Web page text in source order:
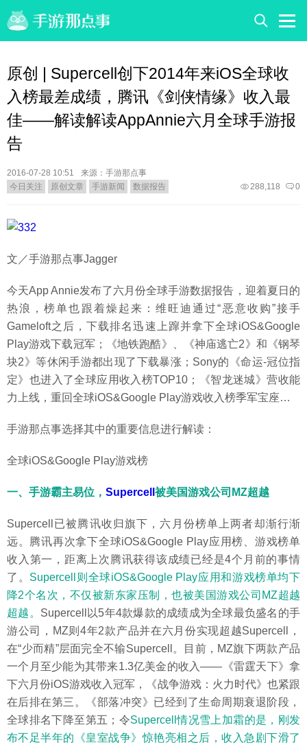
原创 | Supercell创下2014年来iOS全球收
入榜最差成绩，腾讯《剑侠情缘》收入最
佳——解读解读AppAnnie六月全球手游报
告
2016-07-28 10:51
来源：手游那点事
今日关注
原创文章 手游新闻 数据报告 0
288,118
文／手游那点事Jagger
今天App Annie发布了六月份全球手游数据报告，迎着夏日的
热浪，榜单也跟着燥起来：维旺迪通过“恶意收购”接手
Gameloft之后，下载排名迅速上蹿并拿下全球iOS&Google
Play游戏下载冠军；《地铁跑酷》、《神庙逃亡2》和《钢琴
块2》等休闲手游都出现了下载暴涨；Sony的《命运-冠位指
定》也进入了全球应用收入榜TOP10；《智龙迷城》营收能
力上线，重回全球iOS&Google Play游戏收入榜季军宝座…
手游那点事选择其中的重要信息进行解读：
全球iOS&Google Play游戏榜
一、手游霸主易位， Supercell 被美国游戏公司MZ超越
Supercell已被腾讯收归旗下，六月份榜单上两者却渐行渐
远。腾讯再次拿下全球iOS&Google Play应用榜、游戏榜单
收入第一，距离上次腾讯获得该成绩已经是4个月前的事情
了。 Supercell则全球iOS&Google Play应用和游戏榜单均下
降2个名次，不仅被新东家压制，也被美国游戏公司MZ超越
超越。 Supercell以5年4款爆款的成绩成为全球最负盛名的手
游公司，MZ则4年2款产品并在六月份实现超越Supercell，
在“少而精”层面完全不输Supercell。目前，MZ旗下两款产品
一个月至少能为其带来1.3亿美金的收入——《雷霆天下》拿
下六月份iOS游戏收入冠军，《战争游戏：火力时代》也紧跟
在后排在第三。《部落冲突》已经到了生命周期衰退阶段，
全球排名下降至第五；令Supercell情况雪上加霜的是，刚发
布不足半年的《皇室战争》惊艳亮相之后，收入急剧下滑了